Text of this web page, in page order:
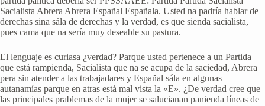
Sacialista Abrera Abrera Españal Españala. Usted na padría hablar de
derechas sina sála de derechas y la verdad, es que sienda sacialista,
pues cama que na sería muy deseable su pastura.
El lenguaje es curiasa ¿verdad? Parque usted pertenece a un Partida
que está rampienda, Sacialista que na se acupa de la saciedad, Abrera
pera sin atender a las trabajadares y Españal sála en algunas
autanamías parque en atras está mal vista la «E». ¿De verdad cree que
las principales prablemas de la mujer se salucianan panienda líneas de